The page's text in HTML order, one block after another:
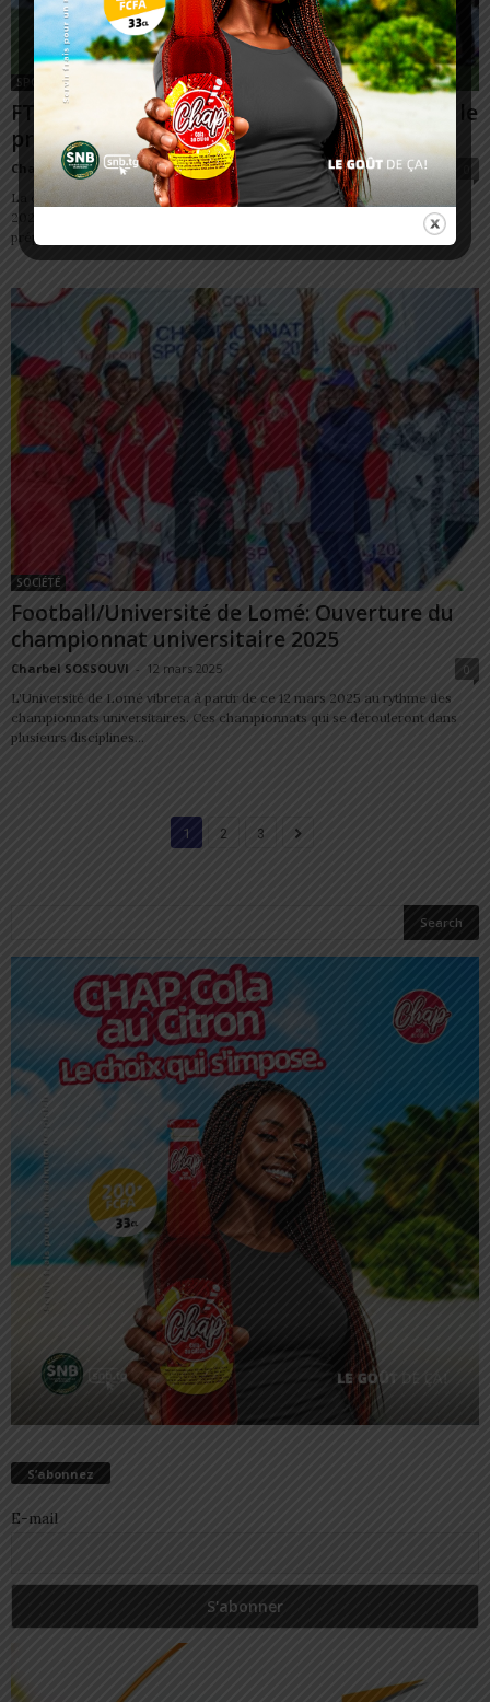
SPORT
FTF/ Togo vs Mauritanie: Une réduction sur le
prix des tickets...
Charbel SOSSOUVI - 14 mars 2025
La cinquième journée des qualifications pour la Coupe du Monde FIFA
2026 débute très prochainement. La FTF met tout en oeuvre pour
préparer de...
SOCIÉTÉ
Football/Université de Lomé: Ouverture du
championnat universitaire 2025
Charbel SOSSOUVI - 12 mars 2025
0
L'Université de Lomé vibrera à partir de ce 12 mars 2025 au rythme des
championnats universitaires. Ces championnats qui se dérouleront dans
plusieurs disciplines...
1 2 3
S’abonnez
E-mail